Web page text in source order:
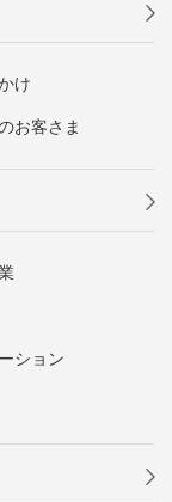
け
お客さま
ション